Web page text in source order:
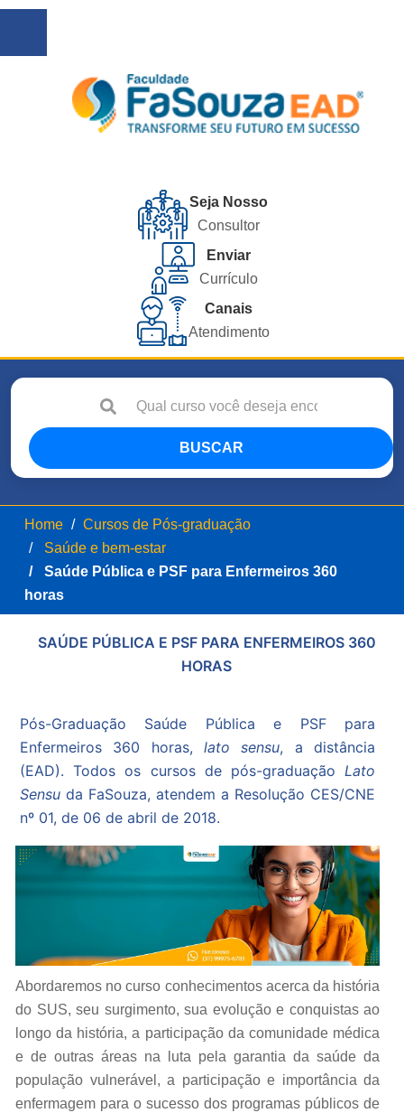
Seja Nosso
Consultor
Enviar
Currículo
Canais
Atendimento
BUSCAR
Home
Cursos de Pós-graduação
Saúde e bem-estar
Saúde Pública e PSF para Enfermeiros 360
horas
SAÚDE PÚBLICA E PSF PARA ENFERMEIROS 360
HORAS
Pós-Graduação Saúde Pública e PSF para
Enfermeiros 360 horas, lato sensu, a distância
(EAD). Todos os cursos de pós-graduação Lato
Sensu da FaSouza, atendem a Resolução CES/CNE
nº 01, de 06 de abril de 2018.
Abordaremos no curso conhecimentos acerca da história
do SUS, seu surgimento, sua evolução e conquistas ao
longo da história, a participação da comunidade médica
e de outras áreas na luta pela garantia da saúde da
população vulnerável, a participação e importância da
enfermagem para o sucesso dos programas públicos de